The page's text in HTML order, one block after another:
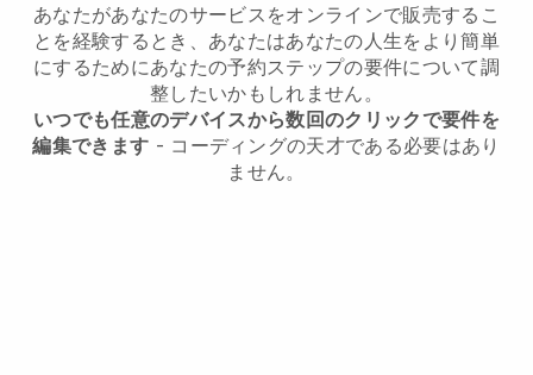
あなたがあなたのサービスをオンラインで販売するこ
とを経験するとき、あなたはあなたの人生をより簡単
にするためにあなたの予約ステップの要件について調
整したいかもしれません。
いつでも任意のデバイスから数回のクリックで要件を
編集できます - コーディングの天才である必要はあり
ません。